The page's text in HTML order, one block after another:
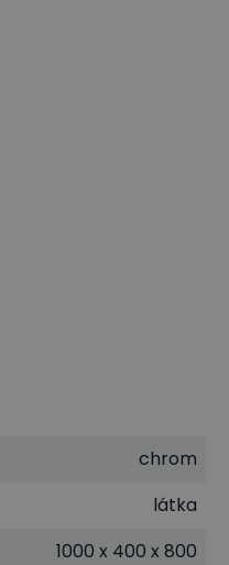
chrom
látka
1000 x 400 x 800